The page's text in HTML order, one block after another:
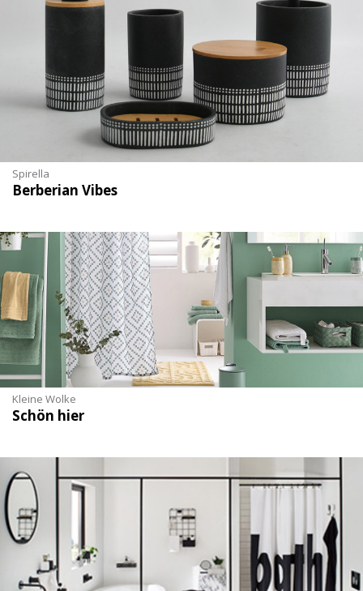
Spirella
Berberian Vibes
Kleine Wolke
Schön hier